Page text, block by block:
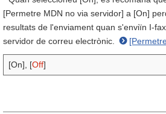
[Permetre MDN no via servidor] a [On]
resultats de l'enviament quan s'enviïn I-
servidor de correu electrònic.
[On], [Off]